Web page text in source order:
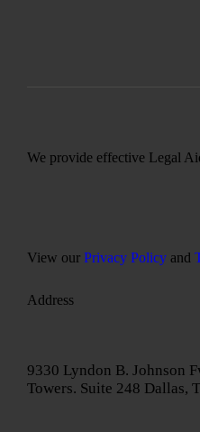
We provide effective Legal
View our Privacy Policy and
Address
9330 Lyndon B. Johnson
Towers. Suite 248 Dallas,